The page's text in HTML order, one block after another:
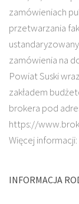
zamówieniach
przetwarzania
zamówienia na
Powiat Suski
zakładem
brokera pod
https://
Więcej
INFORMACJA